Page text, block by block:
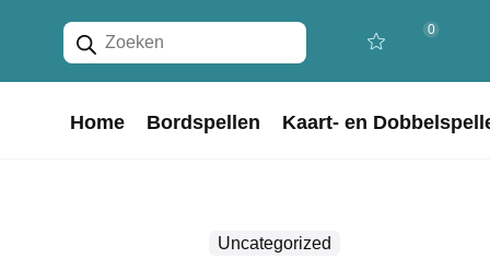
Producten
zoeken
0
Home Bordspellen Kaart- en
Uncategorized